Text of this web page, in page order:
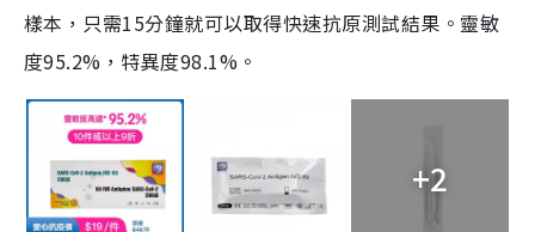
樣本，只需15分鐘就可以取得快速抗原測試結果。靈敏
度95.2%，特異度98.1%。
+2